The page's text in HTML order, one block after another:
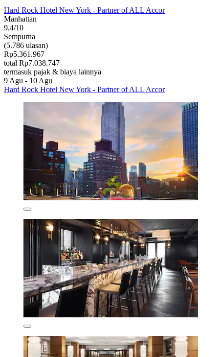
Hard Rock Hotel New York - Partner of ALL Accor
Manhattan
9,4/10
Sempurna
(5.786 ulasan)
Rp5.361.967
total Rp7.038.747
termasuk pajak & biaya lainnya
9 Agu - 10 Agu
Hard Rock Hotel New York - Partner of ALL Accor